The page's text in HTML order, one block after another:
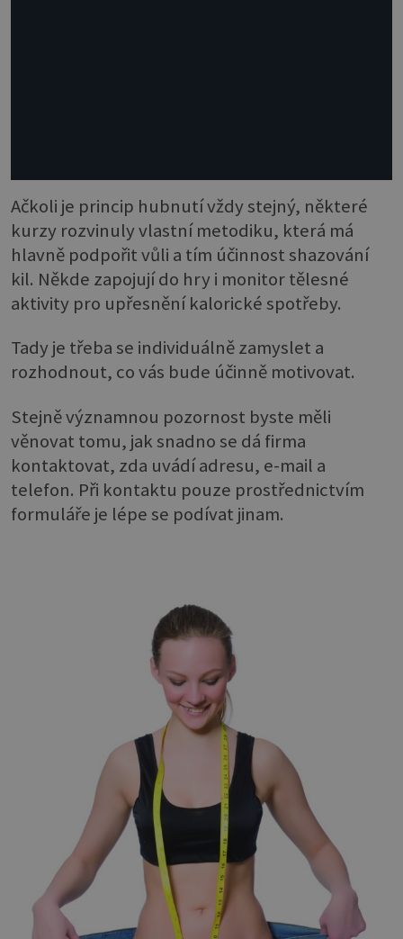
Ačkoli je princip hubnutí vždy stejný, některé
kurzy rozvinuly vlastní metodiku, která má
hlavně podpořit vůli a tím účinnost shazování
kil. Někde zapojují do hry i monitor tělesné
aktivity pro upřesnění kalorické spotřeby.
Tady je třeba se individuálně zamyslet a
rozhodnout, co vás bude účinně motivovat.
Stejně významnou pozornost byste měli
věnovat tomu, jak snadno se dá firma
kontaktovat, zda uvádí adresu, e-mail a
telefon. Při kontaktu pouze prostřednictvím
formuláře je lépe se podívat jinam.